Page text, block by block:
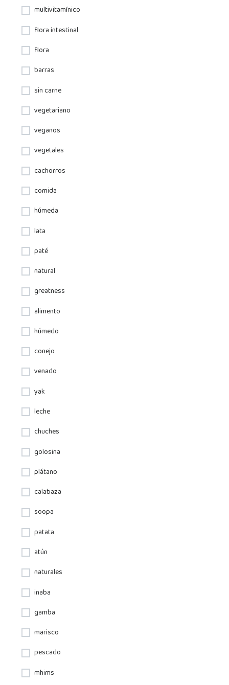
multivitamínico
flora intestinal
flora
barras
sin carne
vegetariano
veganos
vegetales
cachorros
comida
húmeda
lata
paté
natural
greatness
alimento
húmedo
conejo
venado
yak
leche
chuches
golosina
plátano
calabaza
soopa
patata
atún
naturales
inaba
gamba
marisco
pescado
mhims